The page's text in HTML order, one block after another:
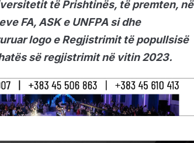
të Prishtinës, të premten, në
FA, ASK e UNFPA si dhe
logo e Regjistrimit të popullsisë
së regjistrimit në vitin 2023.